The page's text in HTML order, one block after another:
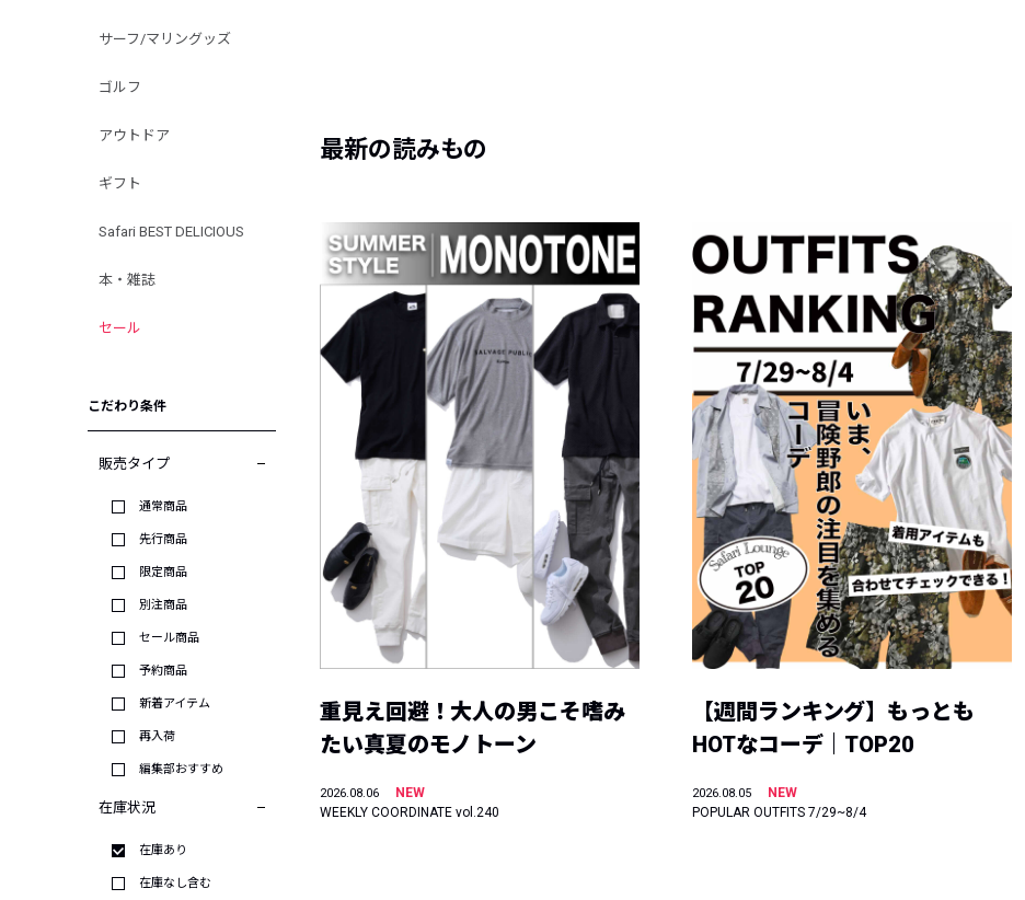
サーフ/マリングッズ
ゴルフ
アウトドア
ギフト
Safari BEST DELICIOUS
本・雑誌
セール
こだわり条件
販売タイプ
通常商品
先行商品
限定商品
別注商品
セール商品
予約商品
新着アイテム
再入荷
編集部おすすめ
在庫状況
在庫あり
在庫なし含む
最新の読みもの
重見え回避！大人の男こそ嗜み
たい真夏のモノトーン
2026.08.06
NEW
WEEKLY COORDINATE vol.240
【週間ランキング】もっとも
HOTなコーデ｜TOP20
2026.08.05
NEW
POPULAR OUTFITS 7/29~8/4